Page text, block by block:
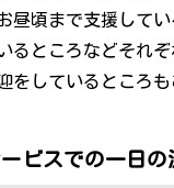
昼頃まで支援して
るところなどそれ
をしているところも
ビスでの一日の